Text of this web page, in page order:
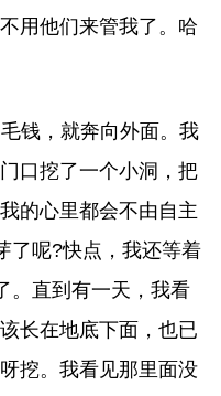
用他们来管我了。哈
钱，就奔向外面。我
口挖了一个小洞，把
的心里都会不由自主
了呢?快点，我还等着
。直到有一天，我看
长在地底下面，也已
挖。我看见那里面没